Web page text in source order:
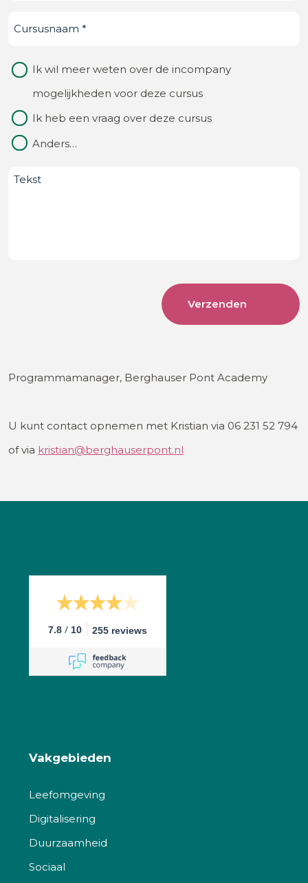
je
van?
(Vereist)
Cursusnaam (Vereist)
Waarom
contact
Ik wil meer weten over de incompany
mogelijkheden voor deze cursus
Ik heb een vraag over deze cursus
Anders…
Bericht
Programmamanager, Berghauser Pont Academy
U kunt contact opnemen met Kristian via 06 231 52 794
of via kristian@berghauserpont.nl
7.8 / 10 255 reviews
Vakgebieden
Leefomgeving
Digitalisering
Duurzaamheid
Sociaal